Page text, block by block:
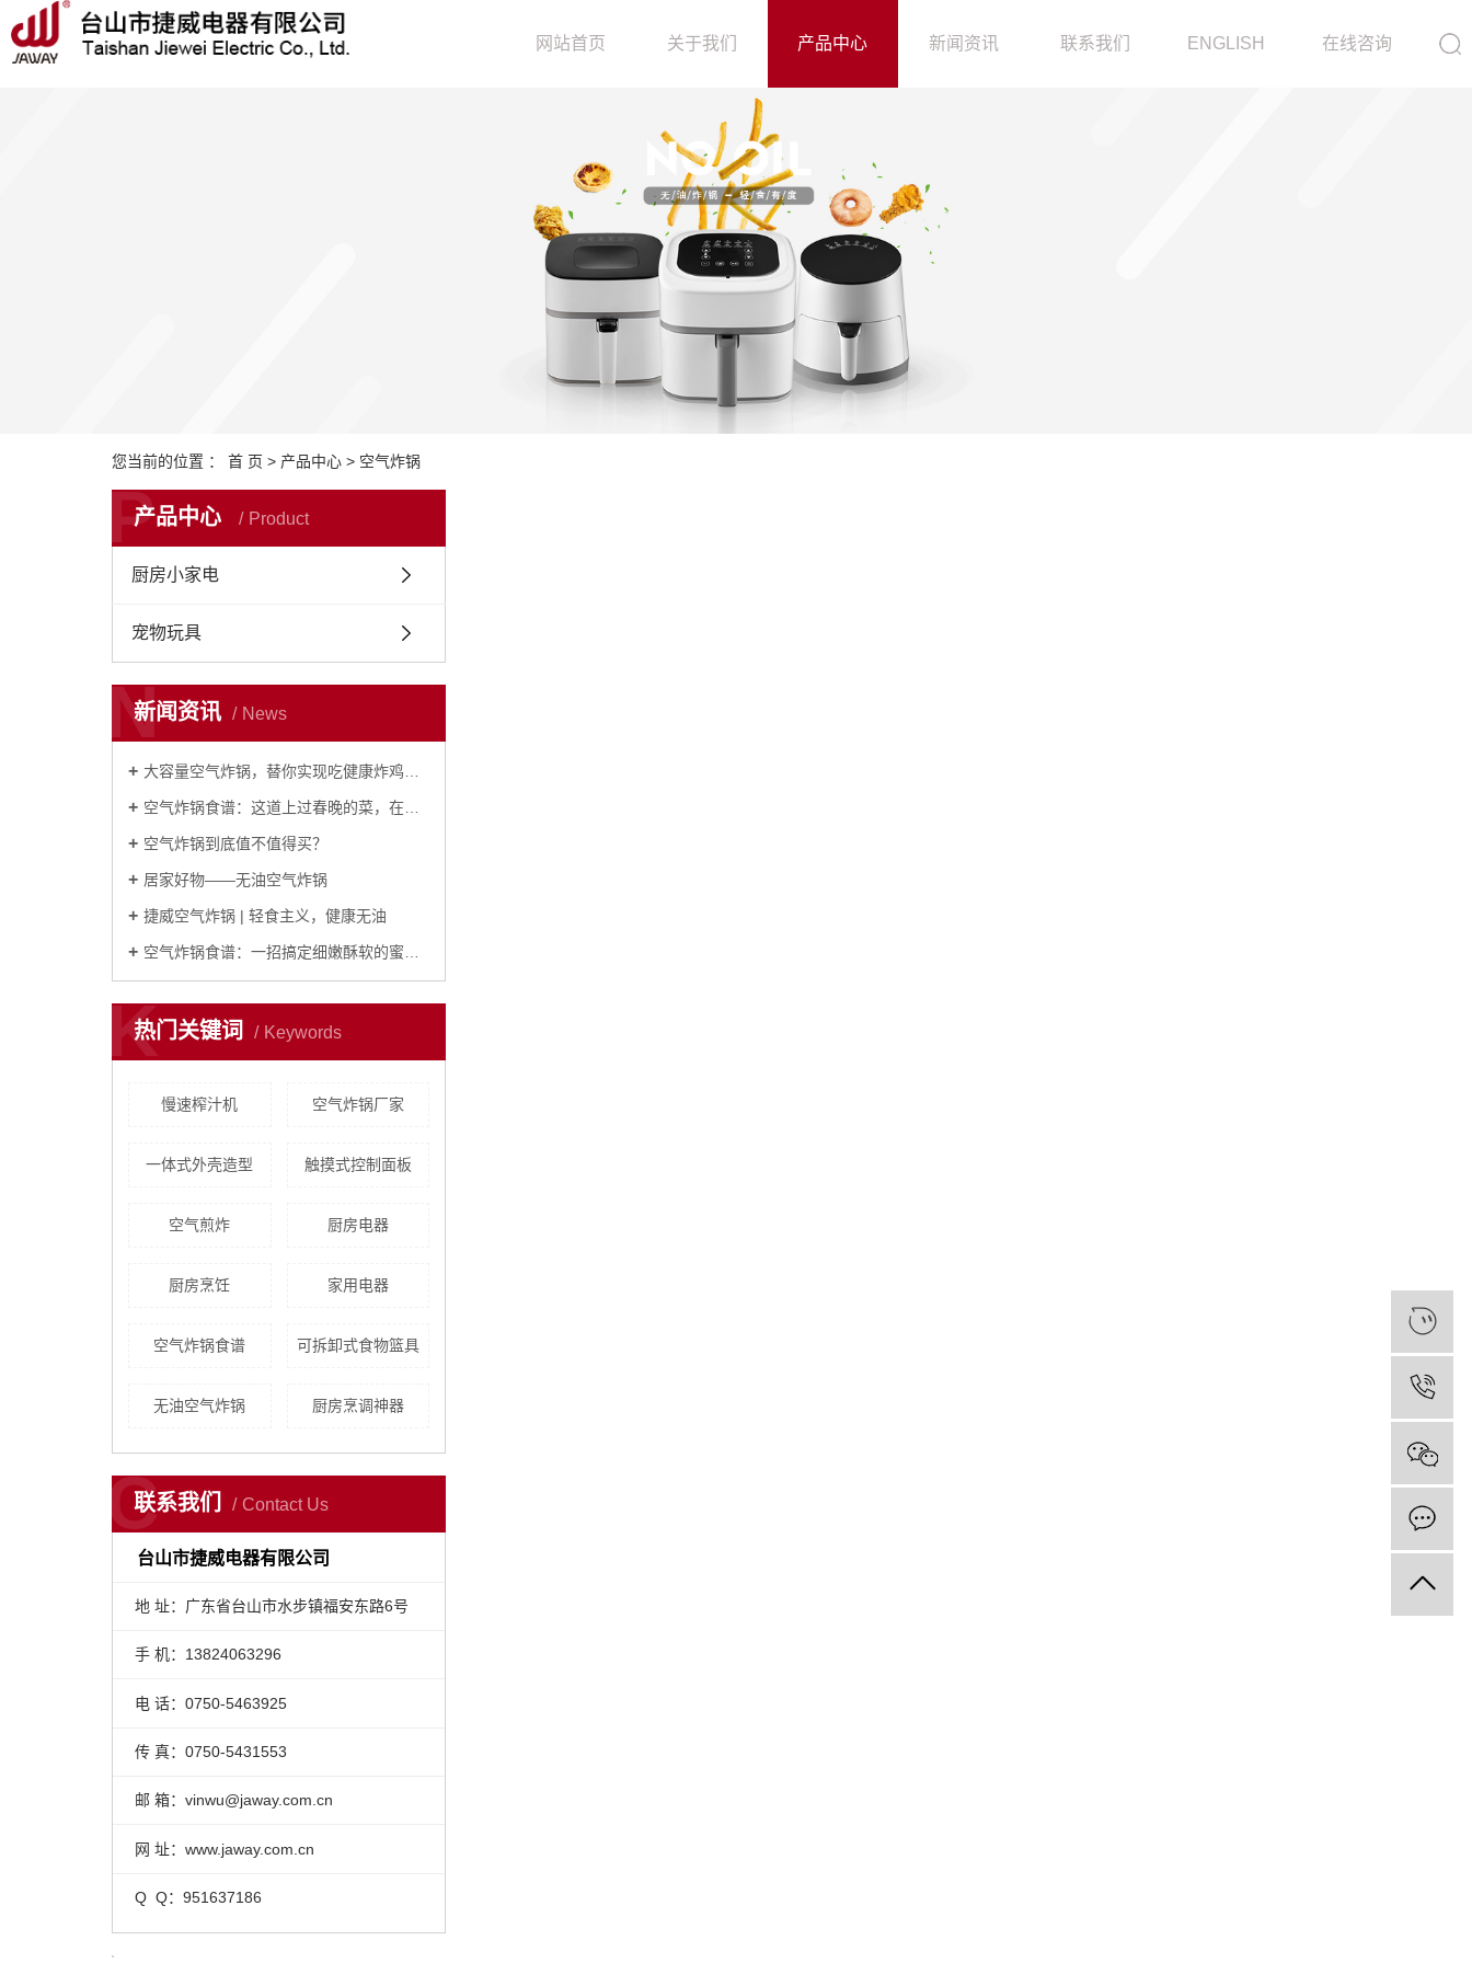
Warning: file_put_contents(/home/jwdq1jnwbd1q/wwwroot/source/cache/license_cache.php): failed to open stream: Permission denied in /home/jwdq1jnwbd1q/wwwroot/source/model/api.class.php on line 217
网站首页 关于我们 产品中心 新闻资讯 联系我们 ENGLISH 在线咨询
您当前的位置 ： 首 页 > 产品中心 > 空气炸锅
产品中心 Product
P
厨房小家电
宠物玩具
新闻资讯 News
N
大容量空气炸锅，替你实现吃健康炸鸡的美梦！
空气炸锅食谱：这道上过春晚的菜，在家用炸锅轻松做！
空气炸锅到底值不值得买？
居家好物——无油空气炸锅
捷威空气炸锅 | 轻食主义，健康无油
空气炸锅食谱：一招搞定细嫩酥软的蜜汁烤排骨！
热门关键词 Keywords
K
慢速榨汁机 空气炸锅厂家
一体式外壳造型 触摸式控制面板
空气煎炸 厨房电器
厨房烹饪 家用电器
空气炸锅食谱 可拆卸式食物篮具
无油空气炸锅 厨房烹调神器
联系我们 Contact Us
C
台山市捷威电器有限公司
地 址：广东省台山市水步镇福安东路6号
手 机：13824063296
电 话：0750-5463925
传 真：0750-5431553
邮 箱：vinwu@jaway.com.cn
网 址：www.jaway.com.cn
Q Q：951637186